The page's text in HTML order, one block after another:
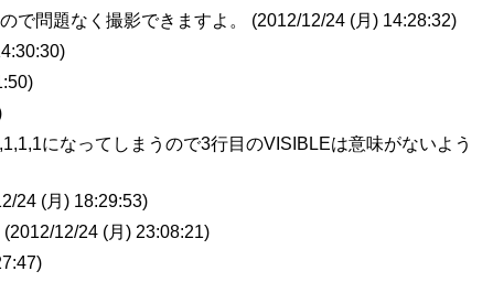
で問題なく撮影できますよ。 (2012/12/24 (月) 14:28:32)
)
)
になってしまうので3行目のVISIBLEは意味がないよう
24 (月) 18:29:53)
(2012/12/24 (月) 23:08:21)
)